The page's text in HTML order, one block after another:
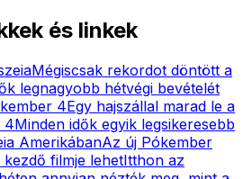
és linkek
Mégiscsak rekordot döntött a
legnagyobb hétvégi bevételét
4Egy hajszállal marad le a
4Minden idők egyik legsikeresebb
AmerikábanAz új Pókember
filmje lehetItthon az